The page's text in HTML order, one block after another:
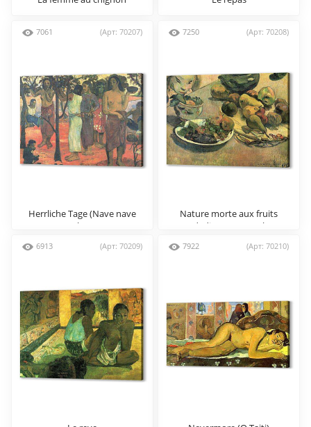
7061 (Арт: 70207)
Herrliche Tage (Nave nave
mahana)
7250 (Арт: 70208)
Nature morte aux fruits
(dedicacee a Laval)
6913 (Арт: 70209) 7922 (Арт: 70210)